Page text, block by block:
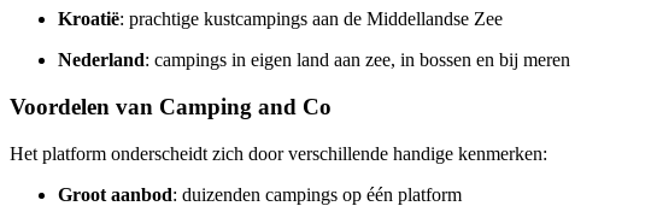
Kroatië: prachtige kustcampings aan de Middellandse Zee
Nederland: campings in eigen land aan zee, in bossen en bij meren
Voordelen van Camping and Co
Het platform onderscheidt zich door verschillende handige kenmerken:
Groot aanbod: duizenden campings op één platform